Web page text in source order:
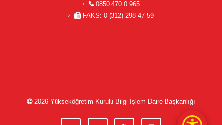
0850 470 0 965
FAKS: 0 (312) 298 47 59
2026 Yükseköğretim Kurulu Bilgi İşlem Daire Başkanlığı